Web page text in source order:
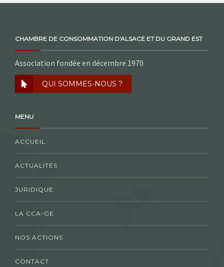
CHAMBRE DE CONSOMMATION D'ALSACE ET DU GRAND EST
Association fondée en décembre 1970
QUI SOMMES-NOUS ?
MENU
ACCUEIL
ACTUALITÉS
JURIDIQUE
LA CCA-GE
NOS ACTIONS
CONTACT